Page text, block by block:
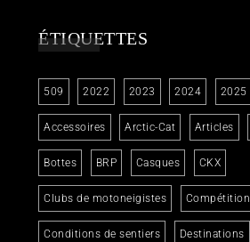
ÉTIQUETTES
509 2022 2023 2024 2025
Accessoires Arctic-Cat Articles
Bottes BRP Casques CKX
Clubs de motoneigistes Compétition
Conditions de sentiers Destinations